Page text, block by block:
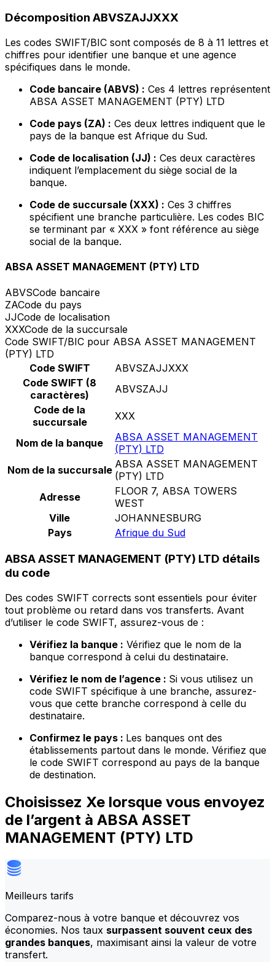
Décomposition ABVSZAJJXXX
Les codes SWIFT/BIC sont composés de 8 à 11 lettres et
chiffres pour identifier une banque et une agence
spécifiques dans le monde.
Code bancaire (ABVS) : Ces 4 lettres représentent
ABSA ASSET MANAGEMENT (PTY) LTD
Code pays (ZA) : Ces deux lettres indiquent que le
pays de la banque est Afrique du Sud.
Code de localisation (JJ) : Ces deux caractères
indiquent l’emplacement du siège social de la
banque.
Code de succursale (XXX) : Ces 3 chiffres
spécifient une branche particulière. Les codes BIC
se terminant par « XXX » font référence au siège
social de la banque.
ABSA ASSET MANAGEMENT (PTY) LTD
ABVSCode bancaire
ZACode du pays
JJCode de localisation
XXXCode de la succursale
Code SWIFT/BIC pour ABSA ASSET MANAGEMENT
(PTY) LTD
Code SWIFT
ABVSZAJJXXX
Code SWIFT (8
caractères)
ABVSZAJJ
Code de la
succursale
XXX
Nom de la banque
ABSA ASSET MANAGEMENT
(PTY) LTD
Nom de la succursale ABSA ASSET MANAGEMENT
(PTY) LTD
Adresse
FLOOR 7, ABSA TOWERS
WEST
Ville
JOHANNESBURG
Pays
Afrique du Sud
ABSA ASSET MANAGEMENT (PTY) LTD détails
du code
Des codes SWIFT corrects sont essentiels pour éviter
tout problème ou retard dans vos transferts. Avant
d’utiliser le code SWIFT, assurez-vous de :
Vérifiez la banque : Vérifiez que le nom de la
banque correspond à celui du destinataire.
Vérifiez le nom de l’agence : Si vous utilisez un
code SWIFT spécifique à une branche, assurez-
vous que cette branche correspond à celle du
destinataire.
Confirmez le pays : Les banques ont des
établissements partout dans le monde. Vérifiez que
le code SWIFT correspond au pays de la banque
de destination.
Choisissez Xe lorsque vous envoyez
de l’argent à ABSA ASSET
MANAGEMENT (PTY) LTD
Meilleurs tarifs
Comparez-nous à votre banque et découvrez vos
économies. Nos taux surpassent souvent ceux des
grandes banques, maximisant ainsi la valeur de votre
transfert.